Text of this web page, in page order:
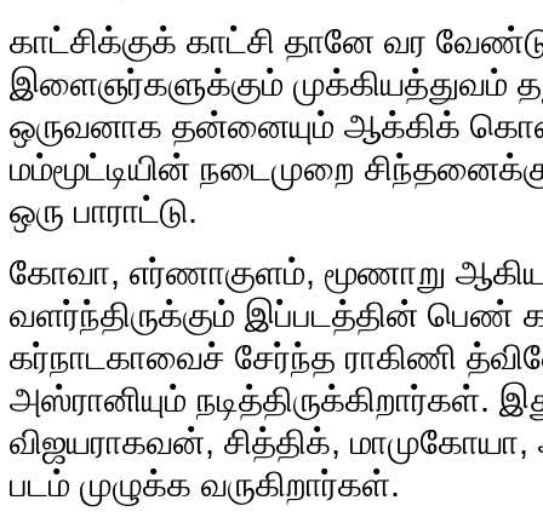
காட்சிக்குக் காட்சி தானே வர
இளைஞர்களுக்கும் முக்கியத்துவம்
ஒருவனாக தன்னையும் ஆக்கிக்
மம்மூட்டியின் நடைமுறை
ஒரு பாராட்டு.
கோவா, எர்ணாகுளம், மூணாறு
வளர்ந்திருக்கும் இப்படத்தின் பெண்
கர்நாடகாவைச் சேர்ந்த ராகிணி
அஸ்ரானியும் நடித்திருக்கிறார்கள்.
விஜயராகவன், சித்திக்,
படம் முழுக்க வருகிறார்கள்.